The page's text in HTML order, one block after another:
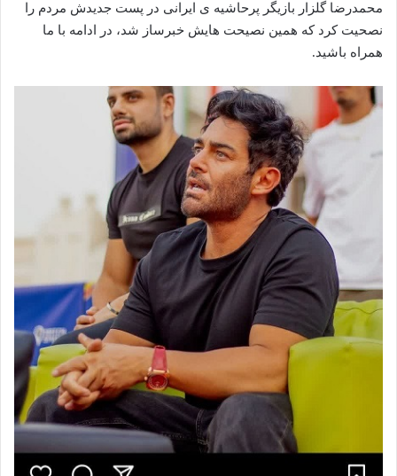
محمدرضا گلزار بازیگر پرحاشیه ی ایرانی در پست جدیدش مردم را
نصحیت کرد که همین نصیحت هایش خبرساز شد، در ادامه با ما
همراه باشید.